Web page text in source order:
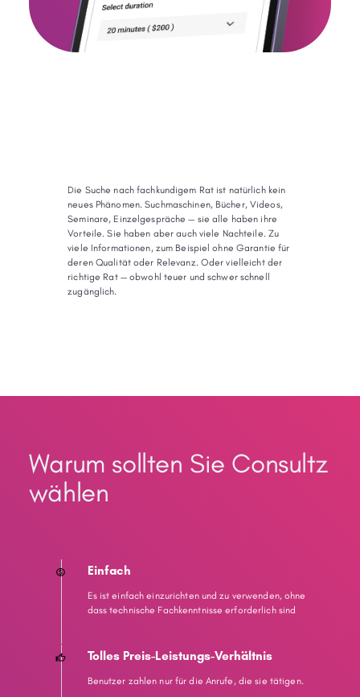
Die Suche nach fachkundigem Rat ist natürlich kein
neues Phänomen. Suchmaschinen, Bücher, Videos,
Seminare, Einzelgespräche — sie alle haben ihre
Vorteile. Sie haben aber auch viele Nachteile. Zu
viele Informationen, zum Beispiel ohne Garantie für
deren Qualität oder Relevanz. Oder vielleicht der
richtige Rat — obwohl teuer und schwer schnell
zugänglich.
Warum sollten Sie Consultz
wählen
Einfach
Es ist einfach einzurichten und zu verwenden, ohne
dass technische Fachkenntnisse erforderlich sind
Tolles Preis-Leistungs-Verhältnis
Benutzer zahlen nur für die Anrufe, die sie tätigen.